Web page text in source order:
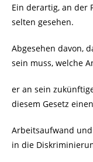
Ein derartig, an der
selten gesehen.
Abgesehen davon,
sein muss, welche
er an sein
diesem Gesetz
Arbeitsaufwand
in die